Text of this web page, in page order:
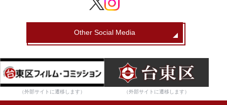
Other Social Media
（外部サイトに遷移します） （外部サイトに遷移します）